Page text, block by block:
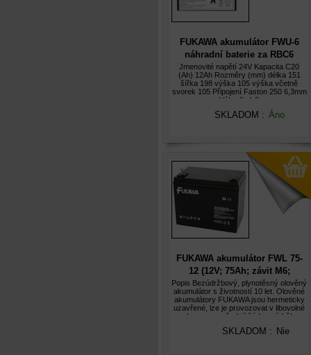
FUKAWA akumulátor FWU-6
náhradní baterie za RBC6
Jmenovité napětí 24V Kapacita C20
(Ah) 12Ah Rozměry (mm) délka 151
šířka 198 výška 105 výška včetně
svorek 105 Připojení Faston 250 6,3mm
Váha (kg) 8
SKLADOM : Áno
FUKAWA akumulátor FWL 75-
12 (12V; 75Ah; závit M6;
životnost 10let)
Popis Bezúdržbový, plynotěsný olověný
akumulátor s životností 10 let. Olověné
akumulátory FUKAWA jsou hermeticky
uzavřené, lze je provozovat v libovolné
poloze a nevyžadují žádnou údržbu.
použitelné v široké šká
SKLADOM : Nie